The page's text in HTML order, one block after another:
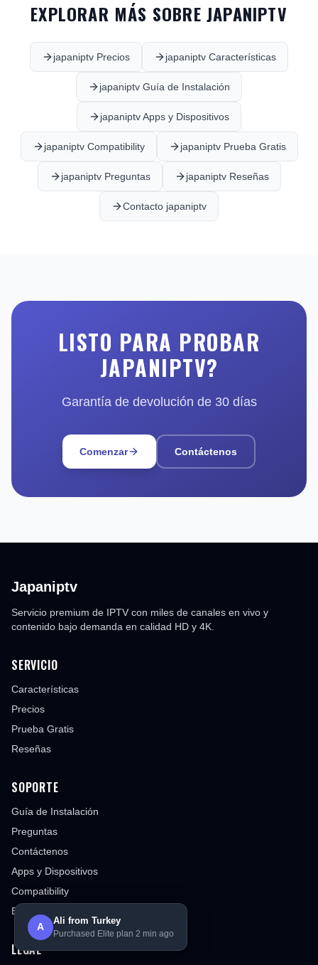
EXPLORAR MÁS SOBRE JAPANIPTV
japaniptv Precios japaniptv Características
japaniptv Guía de Instalación
japaniptv Apps y Dispositivos
japaniptv Compatibility japaniptv Prueba Gratis
japaniptv Preguntas japaniptv Reseñas
Contacto japaniptv
LISTO PARA PROBAR
JAPANIPTV?
Garantía de devolución de 30 días
Comenzar Contáctenos
Japaniptv
Servicio premium de IPTV con miles de canales en vivo y
contenido bajo demanda en calidad HD y 4K.
SERVICIO
Características
Precios
Prueba Gratis
Reseñas
SOPORTE
Guía de Instalación
Preguntas
Contáctenos
Apps y Dispositivos
Compatibility
Blog
LEGAL
A
Ali from Turkey
Purchased Elite plan 2 min ago